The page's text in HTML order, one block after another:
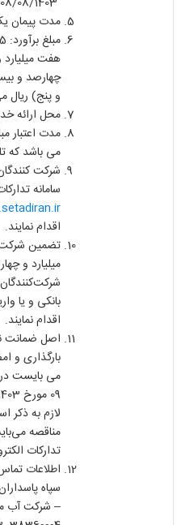
مدت پیمان
هفت
چهارصد و
و پنج) ریال
محل ارائه
مدت اعتبار
می باشد که
شرکت کنندگان
سامانه
اقدام نمایند.
میلیارد و
بانکی و یا
اقدام نمایند.
اصل ضمانت
بارگذاری و
لازم به ذکر
مناقصه
تدارکات
اطلاعات تماس
سپاه
– شرکت آب